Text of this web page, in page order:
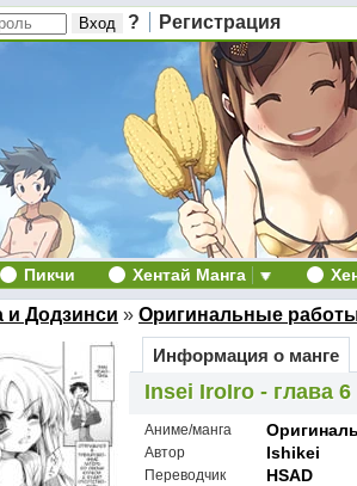
? Регистрация
Пикчи Хентай Манга
и Додзинси » Оригинальные
Информация о манге
Insei IroIro - глава 6
Аниме/манга
Автор Ishikei
Переводчик HSAD